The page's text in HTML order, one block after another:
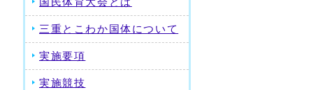
三重とこわか国体について
実施要項
実施競技